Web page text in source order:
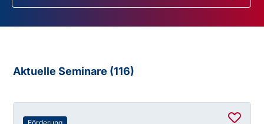
Aktuelle Seminare (116)